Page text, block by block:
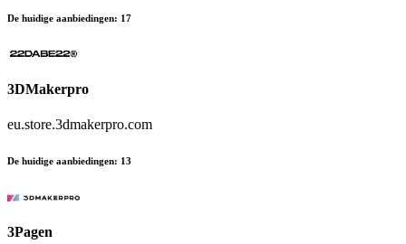
De huidige aanbiedingen: 17
3DMakerpro
eu.store.3dmakerpro.com
De huidige aanbiedingen: 13
3Pagen